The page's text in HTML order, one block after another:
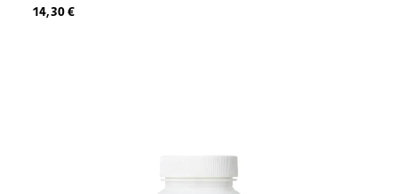
Regulärer Preis:
14,30 €